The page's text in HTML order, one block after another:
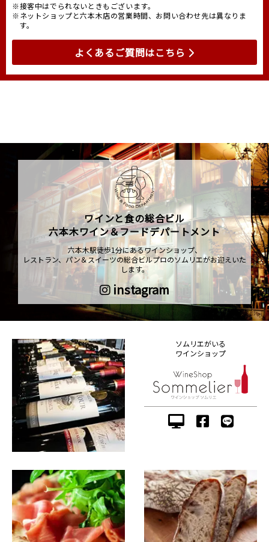
※接客中はでられないときもございます。
※ネットショップと六本木店の営業時間、お問い合わせ先は異なりま
す。
よくあるご質問はこちら
ワインと食の総合ビル
六本木ワイン＆フードデパートメント
六本木駅徒歩1分にあるワインショップ、
レストラン、パン＆スイーツの総合ビルプロのソムリエがお迎えいた
します。
instagram
ソムリエがいる
ワインショップ